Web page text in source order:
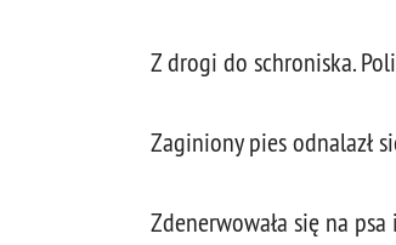
Z drogi do schroniska.
Zaginiony pies odnalazł
Zdenerwowała się na